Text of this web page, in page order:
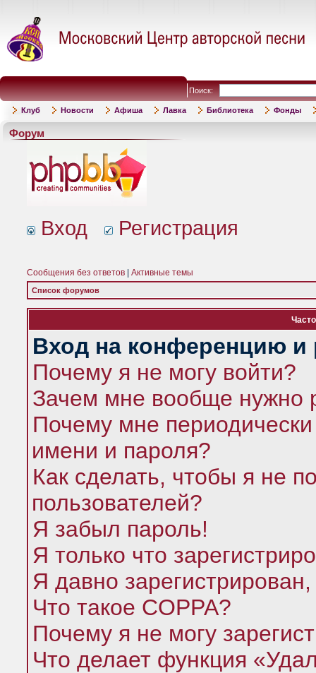
Поиск:
Клуб Новости Афиша Лавка Библиотека Фонды
Форум
Вход Регистрация
Сообщения без ответов Активные темы
Список форумов
Вход на конференцию и
Почему я не могу войти?
Зачем мне вообще нужно
Почему мне
имени и пароля?
Как сделать, чтобы я не
пользователей?
Я забыл пароль!
Я только что
Я давно
Что такое COPPA?
Почему я не могу
Что делает функция